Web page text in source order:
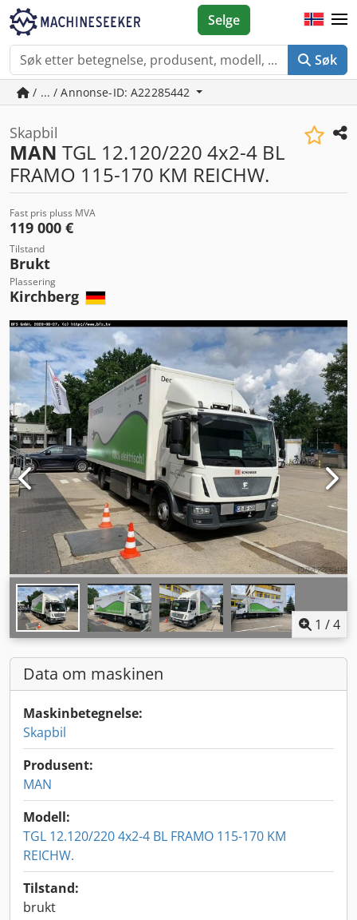
Søk
Selge
/ ... / Annonse-ID: A22285442
Skapbil
MAN TGL 12.120/220 4x2-4 BL
FRAMO 115-170 KM REICHW.
Fast pris pluss MVA
119 000 €
Tilstand
Brukt
Plassering
Kirchberg
1 /4
Data om maskinen
Maskinbetegnelse:
Skapbil
Produsent:
MAN
Modell:
TGL 12.120/220 4x2-4 BL FRAMO 115-170 KM
REICHW.
Tilstand:
brukt